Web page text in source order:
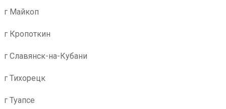
г Майкоп
г Кропоткин
г Славянск-на-Кубани
г Тихорецк
г Туапсе